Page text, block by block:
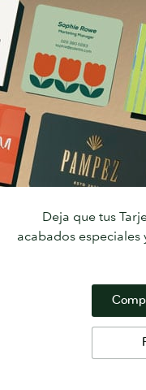
Deja que tus
acabados especiales